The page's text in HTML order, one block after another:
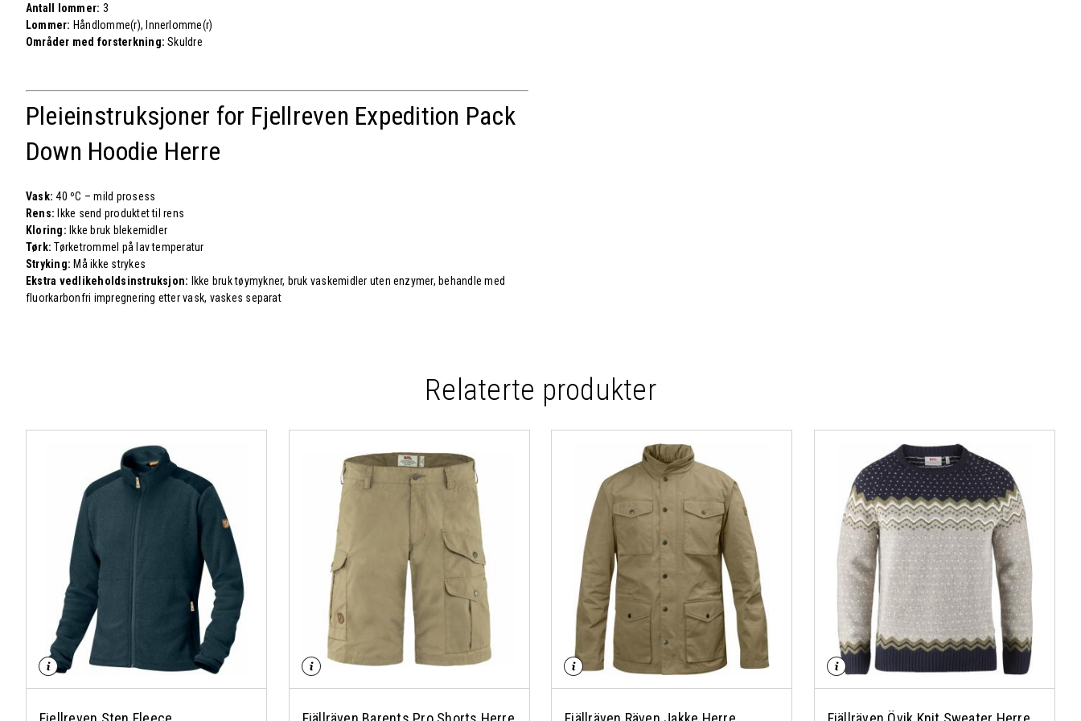
Antall lommer: 3
Lommer: Håndlomme(r), Innerlomme(r)
Områder med forsterkning:Skuldre
Pleieinstruksjoner for Fjellreven Expedition Pack
Down Hoodie Herre
Vask:40 ºC – mild prosess
Rens:
Ikke send produktet til rens
Kloring: Ikke bruk blekemidler
Tørk:Tørketrommel på lav temperatur
Stryking: Må ikke strykes
Ekstra vedlikeholdsinstruksjon:
Ikke bruk tøymykner, bruk vaskemidler uten enzymer, behandle med
fluorkarbonfri impregnering etter vask, vaskes separat
Relaterte produkter